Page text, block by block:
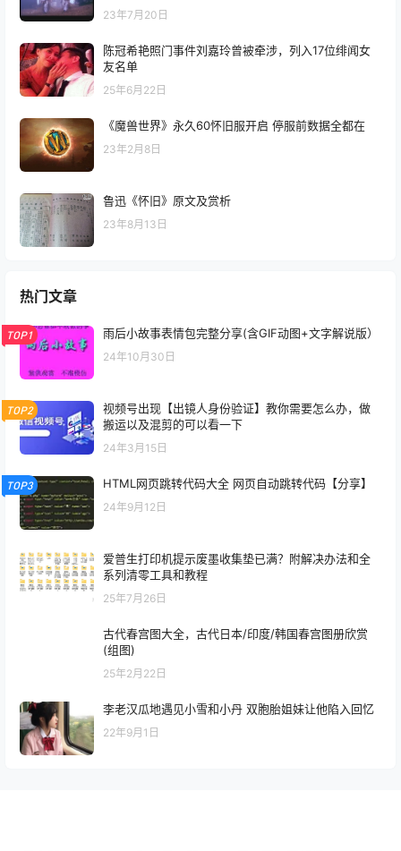
23年7月20日
陈冠希艳照门事件刘嘉玲曾被牵涉，列入17位绯闻女
友名单
25年6月22日
《魔兽世界》永久60怀旧服开启 停服前数据全都在
23年2月8日
鲁迅《怀旧》原文及赏析
23年8月13日
热门文章
TOP1 雨后小故事表情包完整分享(含GIF动图+文字解说版）
24年10月30日
TOP2
视频号出现【出镜人身份验证】教你需要怎么办，做
搬运以及混剪的可以看一下
24年3月15日
TOP3 HTML网页跳转代码大全 网页自动跳转代码【分享】
24年9月12日
爱普生打印机提示废墨收集垫已满？附解决办法和全
系列清零工具和教程
25年7月26日
古代春宫图大全，古代日本/印度/韩国春宫图册欣赏
(组图)
25年2月22日
李老汉瓜地遇见小雪和小丹 双胞胎姐妹让他陷入回忆
22年9月1日